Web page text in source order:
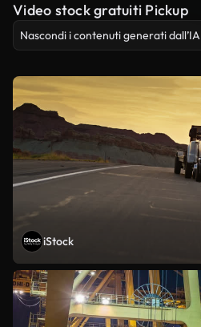
Video stock gratuiti Pickup
Nascondi i contenuti generati dall’IA
iStock